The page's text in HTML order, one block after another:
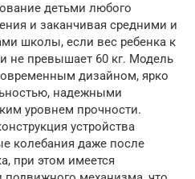
детьми любого
и заканчивая средними и
школы, если вес ребенка к
не превышает 60 кг. Модель
дизайном, ярко
надежными
уровнем прочности.
устройства
колебания даже после
при этом имеется